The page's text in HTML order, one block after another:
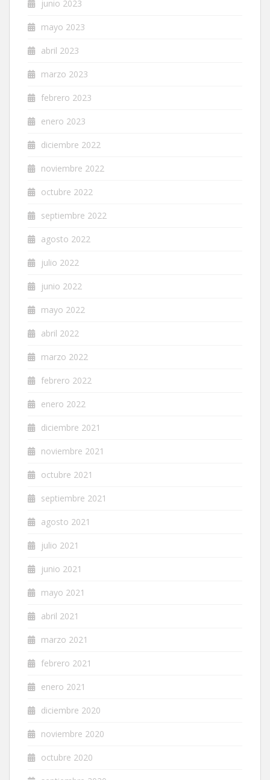
junio 2023
mayo 2023
abril 2023
marzo 2023
febrero 2023
enero 2023
diciembre 2022
noviembre 2022
octubre 2022
septiembre 2022
agosto 2022
julio 2022
junio 2022
mayo 2022
abril 2022
marzo 2022
febrero 2022
enero 2022
diciembre 2021
noviembre 2021
octubre 2021
septiembre 2021
agosto 2021
julio 2021
junio 2021
mayo 2021
abril 2021
marzo 2021
febrero 2021
enero 2021
diciembre 2020
noviembre 2020
octubre 2020